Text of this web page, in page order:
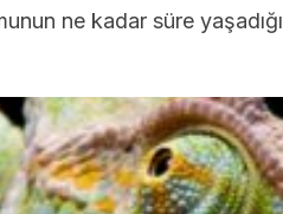
ne kadar süre